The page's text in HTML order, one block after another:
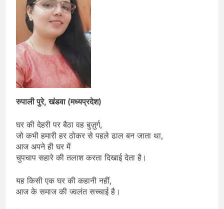
रुपाली पुरे, खंडवा (मध्यप्रदेश)
घर की देहरी पर बैठा वह बुज़ुर्ग,
जो कभी हमारी हर ठोकर से पहले ढाल बन जाता था,
आज अपने ही घर में
चुपचाप सहारे की तलाश करता दिखाई देता है।
यह किसी एक घर की कहानी नहीं,
आज के समाज की ज्वलंत सच्चाई है।